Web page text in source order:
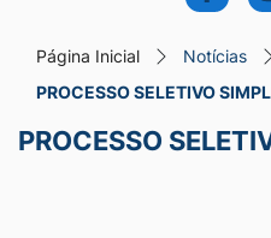
Página Inicial
Notícias
PROCESSO SELETIVO
PROCESSO